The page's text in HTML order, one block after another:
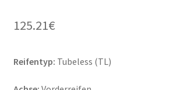
125.21€
Reifentyp: Tubeless (TL)